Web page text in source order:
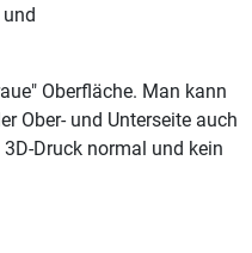
Oberfläche. Man kann
Ober- und Unterseite auch
Druck normal und kein